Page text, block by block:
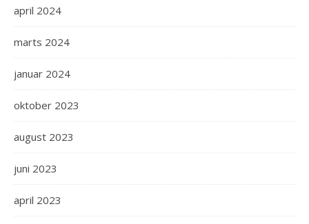
april 2024
marts 2024
januar 2024
oktober 2023
august 2023
juni 2023
april 2023